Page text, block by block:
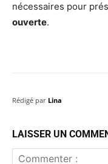
nécessaires pour
ouverte.
Rédigé par Lina
LAISSER UN